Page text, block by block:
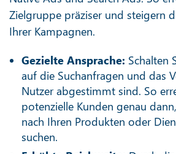
Zielgruppe präziser und steigern
Ihrer Kampagnen.
Gezielte Ansprache: Schalten
auf die Suchanfragen und das
Nutzer abgestimmt sind. So
potenzielle Kunden genau
nach Ihren Produkten oder
suchen.